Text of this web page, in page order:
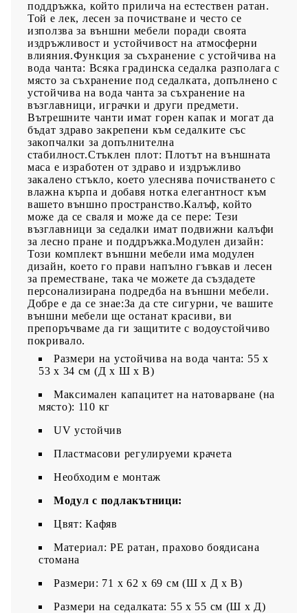
поддръжка, който прилича на естествен ратан.
Той е лек, лесен за почистване и често се
използва за външни мебели поради своята
издръжливост и устойчивост на атмосферни
влияния.Функция за съхранение с устойчива на
вода чанта: Всяка градинска седалка разполага с
място за съхранение под седалката, допълнено с
устойчива на вода чанта за съхранение на
възглавници, играчки и други предмети.
Вътрешните чанти имат горен капак и могат да
бъдат здраво закрепени към седалките със
закопчалки за допълнителна
стабилност.Стъклен плот: Плотът на външната
маса е изработен от здраво и издръжливо
закалено стъкло, което улеснява почистването с
влажна кърпа и добавя нотка елегантност към
вашето външно пространство.Калъф, който
може да се сваля и може да се пере: Тези
възглавници за седалки имат подвижни калъфи
за лесно пране и поддръжка.Модулен дизайн:
Този комплект външни мебели има модулен
дизайн, което го прави напълно гъвкав и лесен
за преместване, така че можете да създадете
персонализирана подредба на външни мебели.
Добре е да се знае:За да сте сигурни, че вашите
външни мебели ще останат красиви, ви
препоръчваме да ги защитите с водоустойчиво
покривало.
Размери на устойчива на вода чанта: 55 x
53 x 34 см (Д x Ш x В)
Максимален капацитет на натоварване (на
място): 110 кг
UV устойчив
Пластмасови регулируеми крачета
Необходим е монтаж
Модул с подлакътници:
Цвят: Кафяв
Материал: PE ратан, прахово боядисана
стомана
Размери: 71 x 62 x 69 см (Ш x Д x В)
Размери на седалката: 55 x 55 cм (Ш x Д)